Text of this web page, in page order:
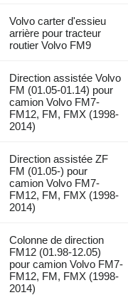
Volvo carter d'essieu
arrière pour tracteur
routier Volvo FM9
Direction assistée Volvo
FM (01.05-01.14) pour
camion Volvo FM7-
FM12, FM, FMX (1998-
2014)
Direction assistée ZF
FM (01.05-) pour
camion Volvo FM7-
FM12, FM, FMX (1998-
2014)
Colonne de direction
FM12 (01.98-12.05)
pour camion Volvo FM7-
FM12, FM, FMX (1998-
2014)